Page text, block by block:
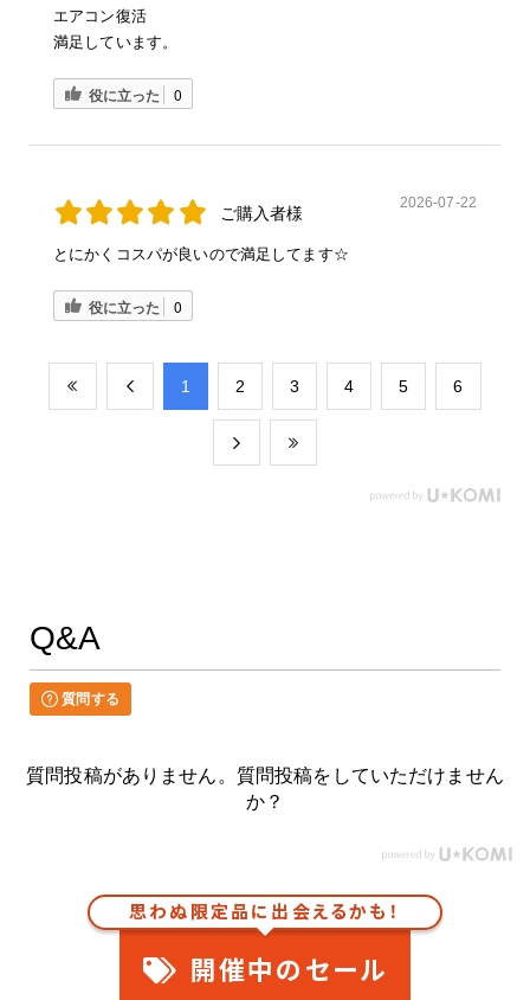
エアコン復活
満足しています。
役に立った 0
ご購入者様
2026-07-22
とにかくコスパが良いので満足してます☆
役に立った 0
​1 ​2 ​3 ​4 ​5 ​6
Q&A
質問する
質問投稿がありません。質問投稿をしていただけません
か？
思わぬ限定品に出会えるかも！
開催中のセール